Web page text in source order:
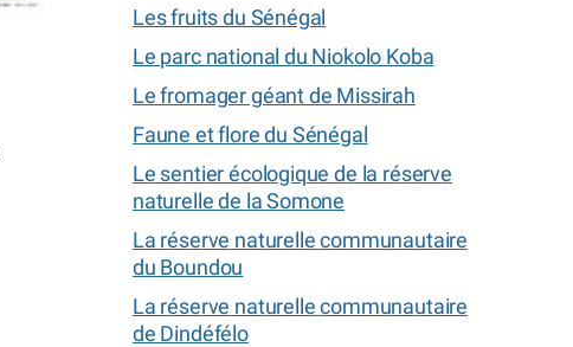
Les fruits du Sénégal
Le parc national du Niokolo Koba
Le fromager géant de Missirah
Faune et flore du Sénégal
Le sentier écologique de la réserve
naturelle de la Somone
La réserve naturelle communautaire
du Boundou
La réserve naturelle communautaire
de Dindéfélo